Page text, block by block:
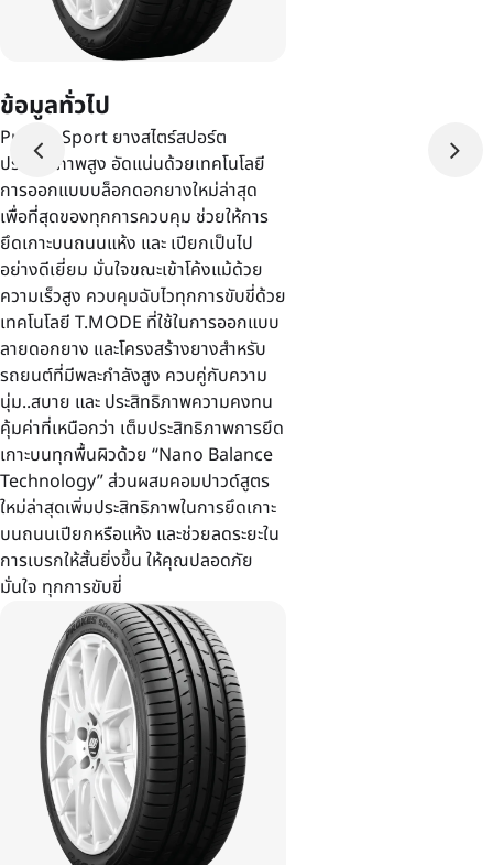
ข้อมูลทั่วไป
Proxes Sport ยางสไตร์สปอร์ต
ประสิทธิภาพสูง อัดแน่นด้วยเทคโนโลยี
การออกแบบบล็อกดอกยางใหม่ล่าสุด
เพื่อที่สุดของทุกการควบคุม ช่วยให้การ
ยึดเกาะบนถนนแห้ง และ เปียกเป็นไป
อย่างดีเยี่ยม มั่นใจขณะเข้าโค้งแม้ด้วย
ความเร็วสูง ควบคุมฉับไวทุกการขับขี่ด้วย
เทคโนโลยี T.MODE ที่ใช้ในการออกแบบ
ลายดอกยาง และโครงสร้างยางสำหรับ
รถยนต์ที่มีพละกำลังสูง ควบคู่กับความ
นุ่ม..สบาย และ ประสิทธิภาพความคงทน
คุ้มค่าที่เหนือกว่า เต็มประสิทธิภาพการยึด
เกาะบนทุกพื้นผิวด้วย “Nano Balance
Technology” ส่วนผสมคอมปาวด์สูตร
ใหม่ล่าสุดเพิ่มประสิทธิภาพในการยึดเกาะ
บนถนนเปียกหรือแห้ง และช่วยลดระยะใน
การเบรกให้สั้นยิ่งขึ้น ให้คุณปลอดภัย
มั่นใจ ทุกการขับขี่